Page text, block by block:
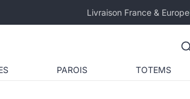
Livraison France & Europe
PAROIS TOTEMS